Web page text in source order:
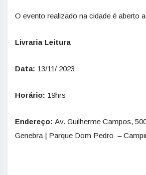
O evento realizado na cidade é aberto
Livraria Leitura
Data: 13/11/ 2023
Horário: 19hrs
Endereço: Av. Guilherme Campos,
Genebra | Parque Dom Pedro –